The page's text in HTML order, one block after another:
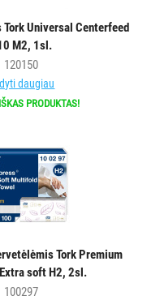
Universal Centerfeed
M2, 1sl.
120150
daugiau
PRODUKTAS!
Tork Premium
soft H2, 2sl.
100297